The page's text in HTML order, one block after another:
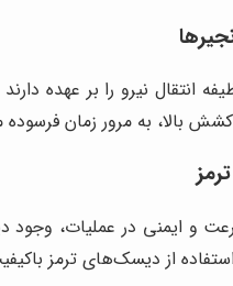
انتقال نیرو را بر عهده
بالا، به مرور زمان
و ایمنی در عملیات،
از دیسک‌های ترمز